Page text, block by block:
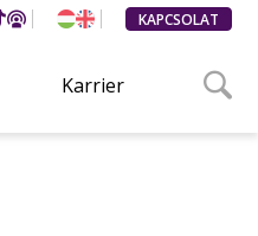
KAPCSOLAT
Karrier